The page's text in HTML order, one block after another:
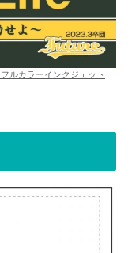
ルカラーインクジェット